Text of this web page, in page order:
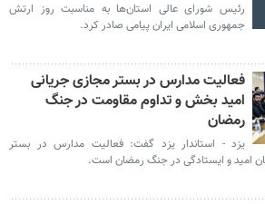
رئیس شورای عالی استان‌ها به مناسبت روز ارتش
جمهوری اسلامی ایران پیامی صادر کرد.
فعالیت مدارس در بستر مجازی جریانی
امید بخش و تداوم مقاومت در جنگ
رمضان
یزد - استاندار یزد گفت: فعالیت مدارس در بستر
امید و ایستادگی در جنگ رمضان است.